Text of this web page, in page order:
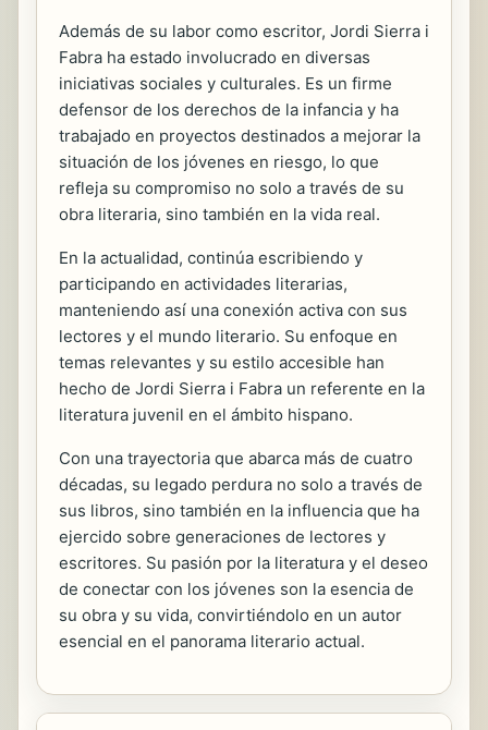
Además de su labor como escritor, Jordi Sierra i
Fabra ha estado involucrado en diversas
iniciativas sociales y culturales. Es un firme
defensor de los derechos de la infancia y ha
trabajado en proyectos destinados a mejorar la
situación de los jóvenes en riesgo, lo que
refleja su compromiso no solo a través de su
obra literaria, sino también en la vida real.
En la actualidad, continúa escribiendo y
participando en actividades literarias,
manteniendo así una conexión activa con sus
lectores y el mundo literario. Su enfoque en
temas relevantes y su estilo accesible han
hecho de Jordi Sierra i Fabra un referente en la
literatura juvenil en el ámbito hispano.
Con una trayectoria que abarca más de cuatro
décadas, su legado perdura no solo a través de
sus libros, sino también en la influencia que ha
ejercido sobre generaciones de lectores y
escritores. Su pasión por la literatura y el deseo
de conectar con los jóvenes son la esencia de
su obra y su vida, convirtiéndolo en un autor
esencial en el panorama literario actual.